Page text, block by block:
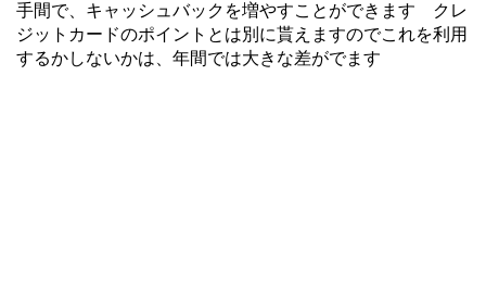
手間で、キャッシュバックを増やすことができます クレ
ジットカードのポイントとは別に貰えますのでこれを利用
するかしないかは、年間では大きな差がでます